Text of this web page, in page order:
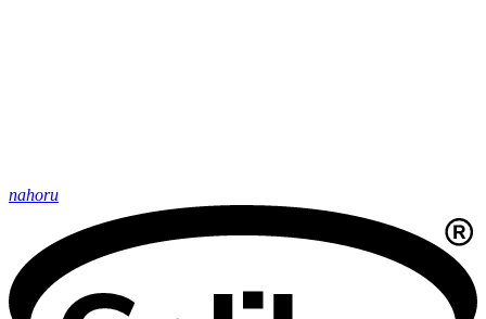
nahoru